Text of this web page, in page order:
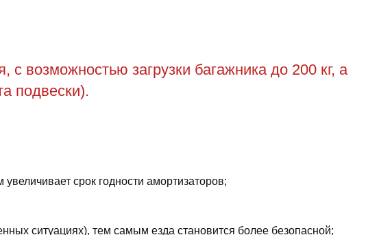
возможностью загрузки багажника до 200 кг, а
подвески).
срок годности амортизаторов;
ситуациях), тем самым езда становится более безопасной;